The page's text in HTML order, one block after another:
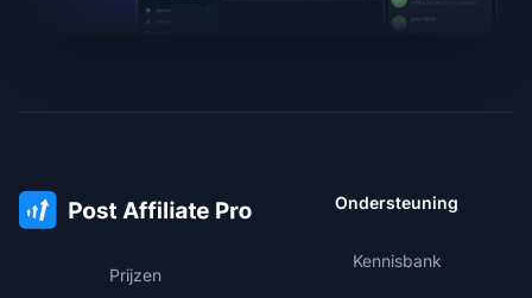
Prijzen
Ondersteuning
Kennisbank